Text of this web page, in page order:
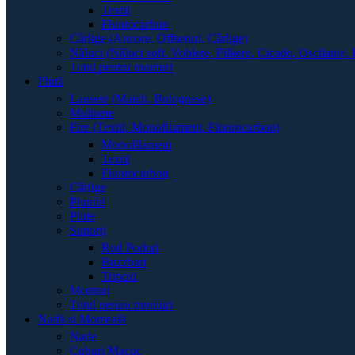
Textil
Fluorocarbon
Cârlige (Ancore, Offseturi, Cârlige)
Năluci (Năluci soft, Voblere, Pilkere, Cicade, Oscilante,
Totul pentru monturi
Plută
Lansete (Match, Bolognese)
Mulinete
Fire (Textil, Monofilament, Fluorocarbon)
Monofilament
Textil
Fluorocarbon
Cârlige
Plumbi
Plute
Suporți
Rod Poduri
Buzzbari
Tripozi
Monturi
Totul pentru monturi
Nadă și Momeală
Nade
Cuburi Macuc